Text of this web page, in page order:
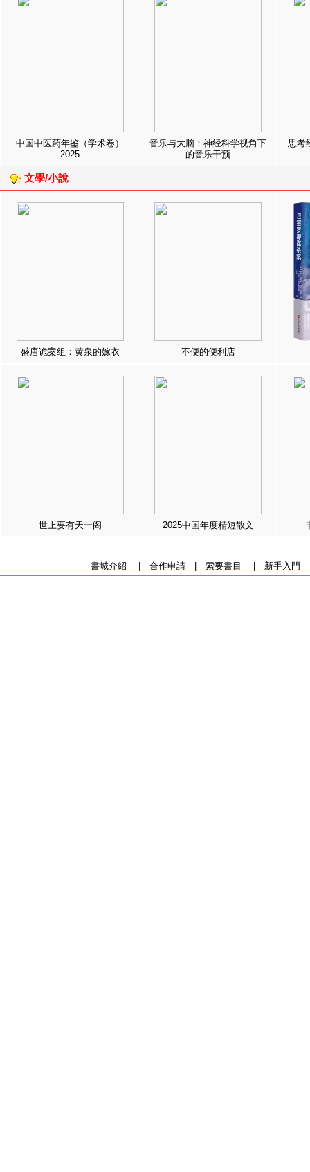
中国中医药年鉴（学术卷）
2025
音乐与大脑：神经科学视角下
的音乐干预
思考
文學/小說
盛唐诡案组：黄泉的嫁衣 不便的便利店
世上要有天一阁 2025中国年度精短散文
書城介紹 合作申請| 索要書目 新手入門